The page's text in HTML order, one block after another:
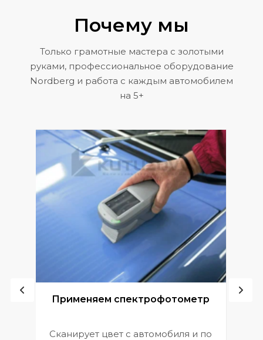
Почему мы
Только грамотные мастера с золотыми
руками, профессиональное оборудование
Nordberg и работа с каждым автомобилем
на 5+
Применяем спектрофотометр
Сканирует цвет с автомобиля и по